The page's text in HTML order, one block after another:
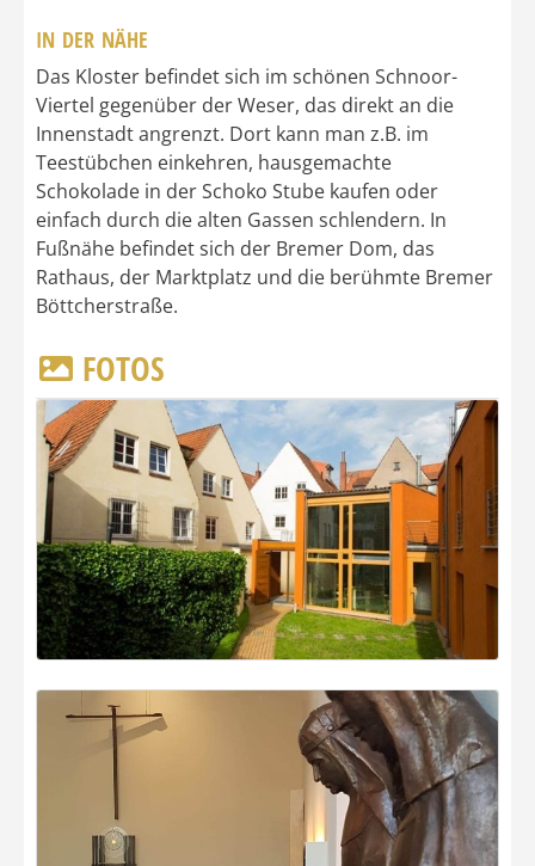
IN DER NÄHE
Das Kloster befindet sich im schönen Schnoor-
Viertel gegenüber der Weser, das direkt an die
Innenstadt angrenzt. Dort kann man z.B. im
Teestübchen einkehren, hausgemachte
Schokolade in der Schoko Stube kaufen oder
einfach durch die alten Gassen schlendern. In
Fußnähe befindet sich der Bremer Dom, das
Rathaus, der Marktplatz und die berühmte Bremer
Böttcherstraße.
FOTOS